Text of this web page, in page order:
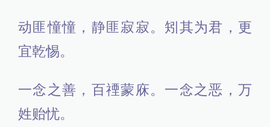
动匪憧憧，静匪寂寂。矧其为君，更
宜乾惕。
一念之善，百禋蒙庥。一念之恶，万
姓贻忧。